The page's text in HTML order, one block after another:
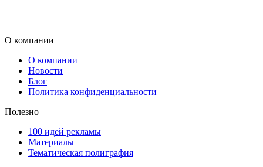
О компании
О компании
Новости
Блог
Политика конфиденциальности
Полезно
100 идей рекламы
Материалы
Тематическая полиграфия